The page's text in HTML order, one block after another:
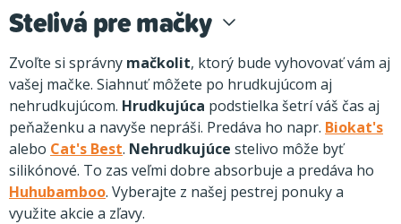
Stelivá pre mačky
Zvoľte si správny mačkolit, ktorý bude vyhovovať vám aj
vašej mačke. Siahnuť môžete po hrudkujúcom aj
nehrudkujúcom. Hrudkujúca podstielka šetrí váš čas aj
peňaženku a navyše nepráši. Predáva ho napr. Biokat's
alebo Cat's Best. Nehrudkujúce stelivo môže byť
silikónové. To zas veľmi dobre absorbuje a predáva ho
Huhubamboo. Vyberajte z našej pestrej ponuky a
využite akcie a zľavy.